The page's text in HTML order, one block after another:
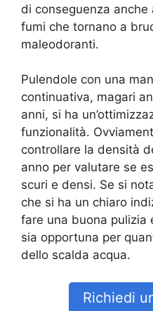
di conseguenza
fumi che tornano a
maleodoranti.
Pulendole con una
continuativa, magari
anni, si ha
funzionalità.
controllare la densità
anno per valutare se
scuri e densi. Se si
che si ha un chiaro
fare una buona pulizia
sia opportuna per
dello scalda acqua.
Richiedi